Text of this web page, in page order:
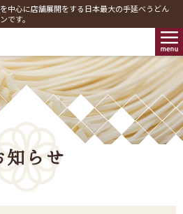
中心に店舗展開をする日本最大の手延べうどん
です。
知らせ